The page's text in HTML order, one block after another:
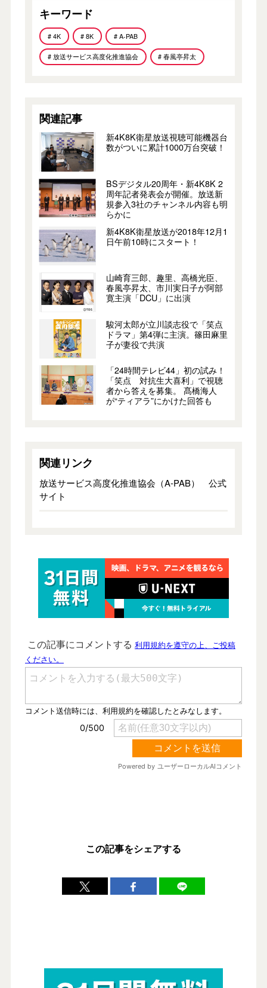
キーワード
# 4K # 8K # A-PAB
# 放送サービス高度化推進協会 # 春風亭昇太
関連記事
新4K8K衛星放送視聴可能機器台
数がついに累計1000万台突破！
BSデジタル20周年・新4K8K 2
周年記者発表会が開催。放送新
規参入3社のチャンネル内容も明
らかに
新4K8K衛星放送が2018年12月1
日午前10時にスタート！
山崎育三郎、趣里、高橋光臣、
春風亭昇太、市川実日子が阿部
寛主演「DCU」に出演
駿河太郎が立川談志役で「笑点
ドラマ」第4弾に主演。篠田麻里
子が妻役で共演
「24時間テレビ44」初の試み！
「笑点 対抗生大喜利」で視聴
者から答えを募集。 髙橋海人
が“ティアラ”にかけた回答も
関連リンク
放送サービス高度化推進協会（A-PAB） 公式
サイト
この記事をシェアする